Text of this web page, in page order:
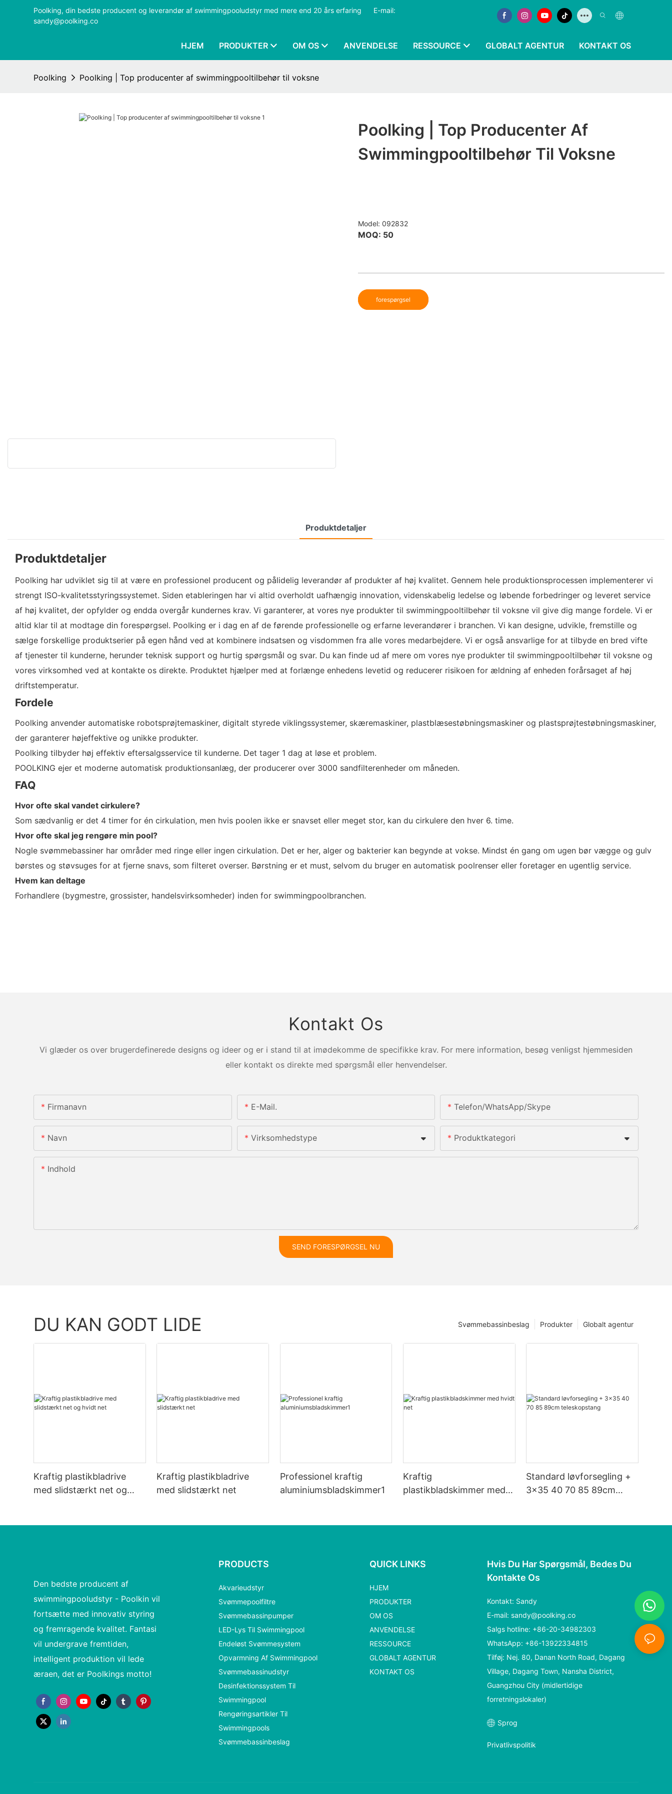
Poolking, din bedste producent og leverandør af swimmingpooludstyr med mere end 20 års erfaring
E-mail:
sandy@poolking.co
HJEM PRODUKTER OM OS ANVENDELSE RESSOURCE GLOBALT AGENTUR KONTAKT OS
Poolking Poolking | Top producenter af swimmingpooltilbehør til voksne
Poolking | Top Producenter Af
Swimmingpooltilbehør Til Voksne
Model: 092832
MOQ: 50
forespørgsel
Produktdetaljer
Produktdetaljer
Poolking har udviklet sig til at være en professionel producent og pålidelig leverandør af produkter af høj kvalitet. Gennem hele produktionsprocessen implementerer vi
strengt ISO-kvalitetsstyringssystemet. Siden etableringen har vi altid overholdt uafhængig innovation, videnskabelig ledelse og løbende forbedringer og leveret service
af høj kvalitet, der opfylder og endda overgår kundernes krav. Vi garanterer, at vores nye produkter til swimmingpooltilbehør til voksne vil give dig mange fordele. Vi er
altid klar til at modtage din forespørgsel. Poolking er i dag en af ​​de førende professionelle og erfarne leverandører i branchen. Vi kan designe, udvikle, fremstille og
sælge forskellige produktserier på egen hånd ved at kombinere indsatsen og visdommen fra alle vores medarbejdere. Vi er også ansvarlige for at tilbyde en bred vifte
af tjenester til kunderne, herunder teknisk support og hurtig spørgsmål og svar. Du kan finde ud af mere om vores nye produkter til swimmingpooltilbehør til voksne og
vores virksomhed ved at kontakte os direkte. Produktet hjælper med at forlænge enhedens levetid og reducerer risikoen for ældning af enheden forårsaget af høj
driftstemperatur.
Fordele
Poolking anvender automatiske robotsprøjtemaskiner, digitalt styrede viklingssystemer, skæremaskiner, plastblæsestøbningsmaskiner og plastsprøjtestøbningsmaskiner,
der garanterer højeffektive og unikke produkter.
Poolking tilbyder høj effektiv eftersalgsservice til kunderne. Det tager 1 dag at løse et problem.
POOLKING ejer et moderne automatisk produktionsanlæg, der producerer over 3000 sandfilterenheder om måneden.
FAQ
Hvor ofte skal vandet cirkulere?
Som sædvanlig er det 4 timer for én cirkulation, men hvis poolen ikke er snavset eller meget stor, kan du cirkulere den hver 6. time.
Hvor ofte skal jeg rengøre min pool?
Nogle svømmebassiner har områder med ringe eller ingen cirkulation. Det er her, alger og bakterier kan begynde at vokse. Mindst én gang om ugen bør vægge og gulv
børstes og støvsuges for at fjerne snavs, som filteret overser. Børstning er et must, selvom du bruger en automatisk poolrenser eller foretager en ugentlig service.
Hvem kan deltage
Forhandlere (bygmestre, grossister, handelsvirksomheder) inden for swimmingpoolbranchen.
Kontakt Os
Vi glæder os over brugerdefinerede designs og ideer og er i stand til at imødekomme de specifikke krav. For mere information, besøg venligst hjemmesiden
eller kontakt os direkte med spørgsmål eller henvendelser.
Firmanavn E-Mail. Telefon/whatsApp/skype
Navn Virksomhedstype Produktkategori
Indhold
SEND FORESPØRGSEL NU
DU KAN GODT LIDE Globalt agentur
Produkter
Svømmebassinbeslag
Kraftig plastikbladrive
med slidstærkt net og
Kraftig plastikbladrive
med slidstærkt net
Professionel kraftig
aluminiumsbladskimmer1
Kraftig
plastikbladskimmer med
Standard løvforsegling +
3x35 40 70 85 89cm
Den bedste producent af
swimmingpooludstyr - Poolkin vil
fortsætte med innovativ styring
og fremragende kvalitet. Fantasi
vil undergrave fremtiden,
intelligent produktion vil lede
æraen, det er Poolkings motto!
PRODUCTS
Akvarieudstyr
Svømmepoolfiltre
Svømmebassinpumper
LED-Lys Til Swimmingpool
Endeløst Svømmesystem
Opvarmning Af Swimmingpool
Svømmebassinudstyr
Desinfektionssystem Til
Swimmingpool
Rengøringsartikler Til
Swimmingpools
Svømmebassinbeslag
QUICK LINKS
HJEM
PRODUKTER
OM OS
ANVENDELSE
RESSOURCE
GLOBALT AGENTUR
KONTAKT OS
Hvis Du Har Spørgsmål, Bedes Du
Kontakte Os
Kontakt: Sandy
E-mail:sandy@poolking.co
Salgs hotline: +86-20-34982303
WhatsApp: +86-13922334815
Tilføj: Nej. 80, Danan North Road, Dagang
Village, Dagang Town, Nansha District,
Guangzhou City (midlertidige
forretningslokaler)
Sprog
Privatlivspolitik